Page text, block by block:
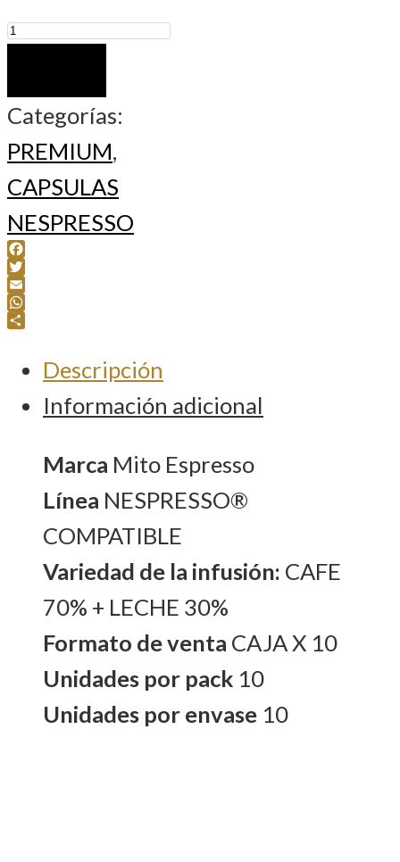
Cortado
cantidad
Categorías:
PREMIUM,
CAPSULAS
NESPRESSO
Facebook
Twitter
Email
WhatsApp
Compartir
Descripción
Información adicional
Marca Mito Espresso
Línea NESPRESSO®
COMPATIBLE
Variedad de la infusión: CAFE
70% + LECHE 30%
Formato de venta CAJA X 10
Unidades por pack 10
Unidades por envase 10